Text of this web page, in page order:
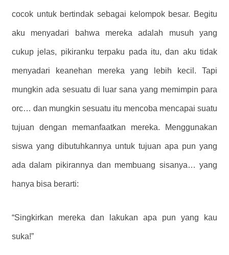
cocok untuk bertindak sebagai kelompok besar. Begitu
aku menyadari bahwa mereka adalah musuh yang
cukup jelas, pikiranku terpaku pada itu, dan aku tidak
menyadari keanehan mereka yang lebih kecil. Tapi
mungkin ada sesuatu di luar sana yang memimpin para
orc… dan mungkin sesuatu itu mencoba mencapai suatu
tujuan dengan memanfaatkan mereka. Menggunakan
siswa yang dibutuhkannya untuk tujuan apa pun yang
ada dalam pikirannya dan membuang sisanya… yang
hanya bisa berarti:
“Singkirkan mereka dan lakukan apa pun yang kau
suka!”